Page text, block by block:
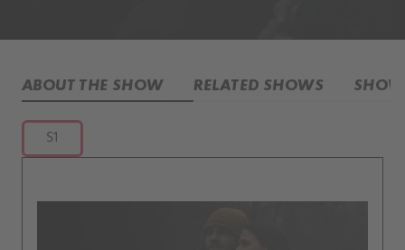
ABOUT THE SHOW RELATED SHOWS
S1